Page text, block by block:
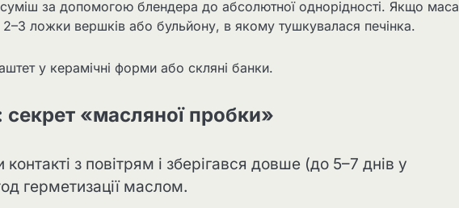
за допомогою блендера до абсолютної однорідності. Якщо маса
ложки вершків або бульйону, в якому тушкувалася печінка.
у керамічні форми або скляні банки.
«масляної пробки»
з повітрям і зберігався довше (до 5–7 днів у
герметизації маслом.